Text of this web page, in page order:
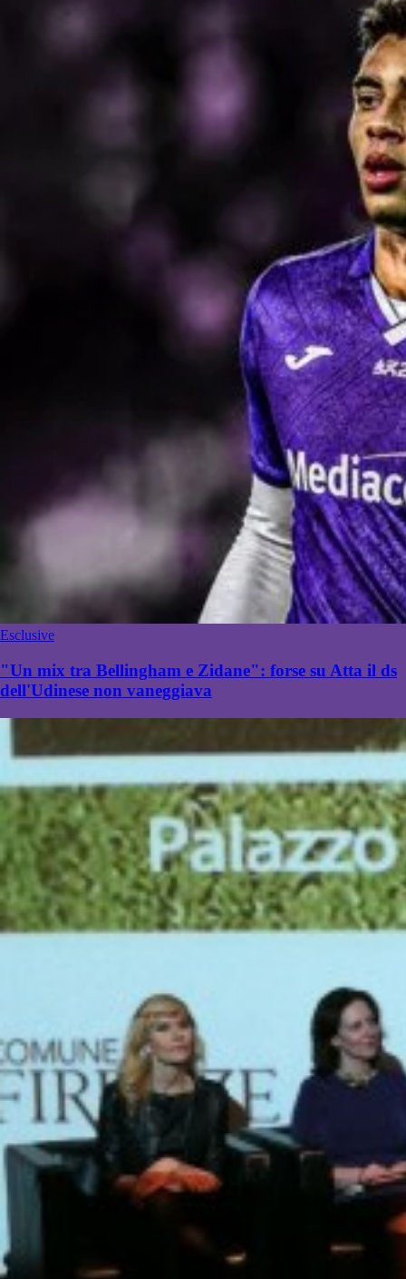
Esclusive
"Un mix tra Bellingham e Zidane": forse su Atta il ds
dell'Udinese non vaneggiava